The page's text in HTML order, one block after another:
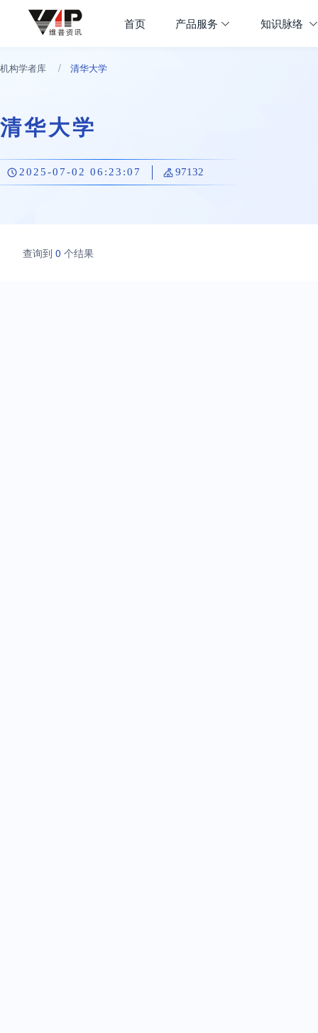
首页 产品服务 知识脉络
机构学者库 / 清华大学
清华大学
2025-07-02 06:23:07 97132
查询到 0 个结果